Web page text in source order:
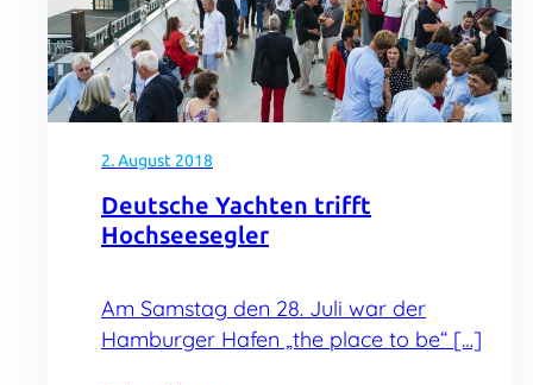
2. August 2018
Deutsche Yachten trifft
Hochseesegler
Am Samstag den 28. Juli war der
Hamburger Hafen „the place to be“ […]